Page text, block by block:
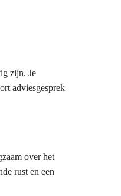
zijn. Je
adviesgesprek
over het
rust en een